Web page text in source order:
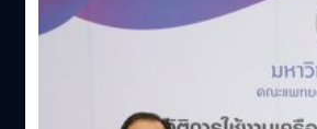
Ecosystem) เพื่อยกระดับดิจิทัลไลฟ์
เพิ่มศักยภาพให้ภาคธุรกิจในทุกวงกา
การร่วมมือกับกลุ่มพันธมิตรธุรกิจ ก
สตาร์ทอัพ ผู้ประกอบทุกอุตสาหกรร
ทรู 5G ร่วมกับ โรงพยาบาลศิ
ใช้งานเครือข่ายอัจฉริยะ
กลุ่มทรู รับมอบหนังสือแสดงเจตจำนง